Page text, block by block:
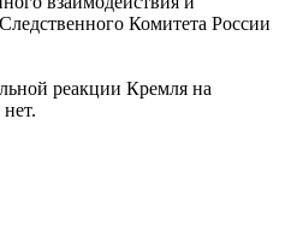
Комитета России
реакции Кремля на